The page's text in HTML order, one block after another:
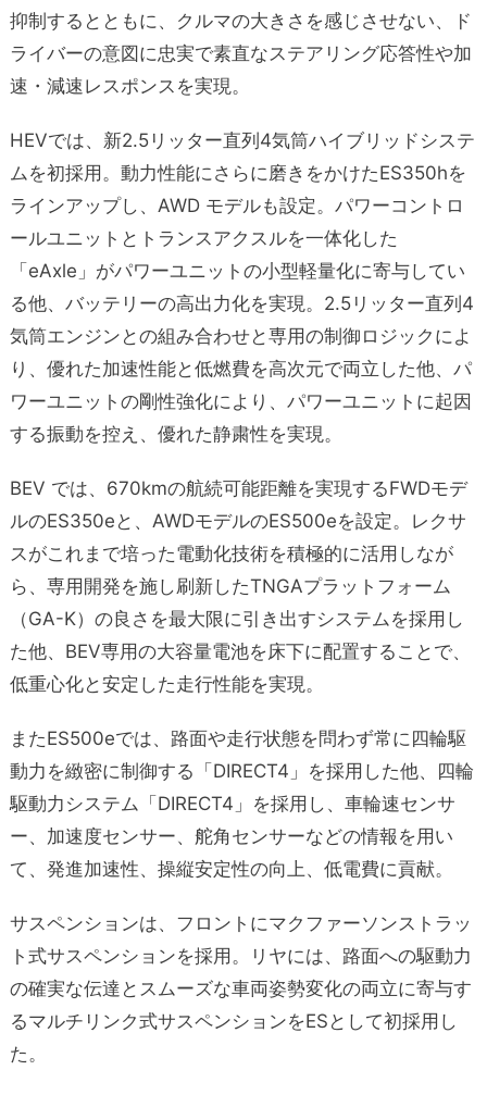
抑制するとともに、クルマの大きさを感じさせない、ド
ライバーの意図に忠実で素直なステアリング応答性や加
速・減速レスポンスを実現。
HEVでは、新2.5リッター直列4気筒ハイブリッドシステ
ムを初採用。動力性能にさらに磨きをかけたES350hを
ラインアップし、AWD モデルも設定。パワーコントロ
ールユニットとトランスアクスルを一体化した
「eAxle」がパワーユニットの小型軽量化に寄与してい
る他、バッテリーの高出力化を実現。2.5リッター直列4
気筒エンジンとの組み合わせと専用の制御ロジックによ
り、優れた加速性能と低燃費を高次元で両立した他、パ
ワーユニットの剛性強化により、パワーユニットに起因
する振動を控え、優れた静粛性を実現。
BEV では、670kmの航続可能距離を実現するFWDモデ
ルのES350eと、AWDモデルのES500eを設定。レクサ
スがこれまで培った電動化技術を積極的に活用しなが
ら、専用開発を施し刷新したTNGAプラットフォーム
（GA-K）の良さを最大限に引き出すシステムを採用し
た他、BEV専用の大容量電池を床下に配置することで、
低重心化と安定した走行性能を実現。
またES500eでは、路面や走行状態を問わず常に四輪駆
動力を緻密に制御する「DIRECT4」を採用した他、四輪
駆動力システム「DIRECT4」を採用し、車輪速センサ
ー、加速度センサー、舵角センサーなどの情報を用い
て、発進加速性、操縦安定性の向上、低電費に貢献。
サスペンションは、フロントにマクファーソンストラッ
ト式サスペンションを採用。リヤには、路面への駆動力
の確実な伝達とスムーズな車両姿勢変化の両立に寄与す
るマルチリンク式サスペンションをESとして初採用し
た。